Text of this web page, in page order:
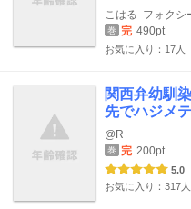
こはる フォクシ
巻 完 490pt
お気に入り：17人
関西弁幼馴
先でハジメ
@R
巻 完 200pt
5.0
お気に入り：317人